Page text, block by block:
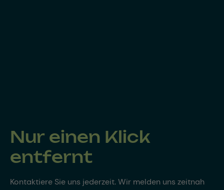
Nur einen Klick
entfernt
Kontaktiere Sie uns jederzeit. Wir melden uns zeitnah